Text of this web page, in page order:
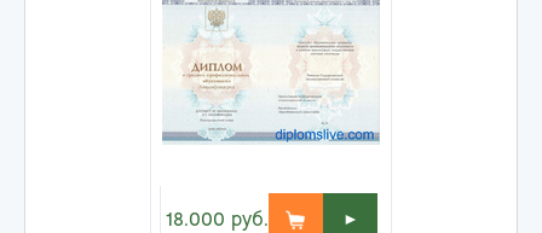
18.000 руб. ►